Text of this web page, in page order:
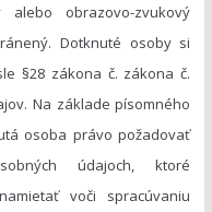
obrazovo-zvukový
Dotknuté osoby si
§28 zákona č. zákona č.
Na základe písomného
osoba právo požadovať
údajoch, ktoré
voči spracúvaniu